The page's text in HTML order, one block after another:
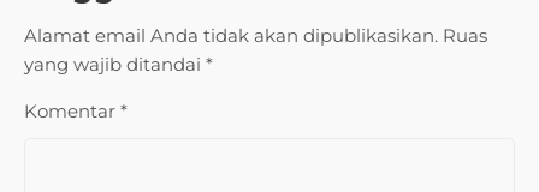
Alamat email Anda tidak akan dipublikasikan. Ruas
yang wajib ditandai *
Komentar *